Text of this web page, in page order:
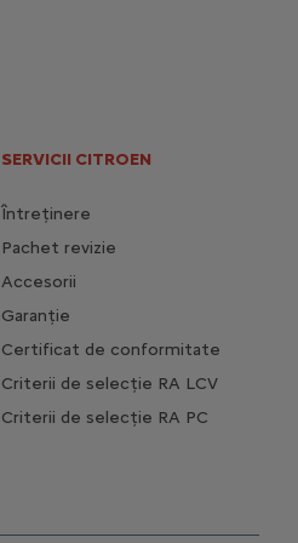
SERVICII CITROEN
Întreținere
Pachet revizie
Accesorii
Garanție
Certificat de conformitate
Criterii de selecție RA LCV
Criterii de selecție RA PC